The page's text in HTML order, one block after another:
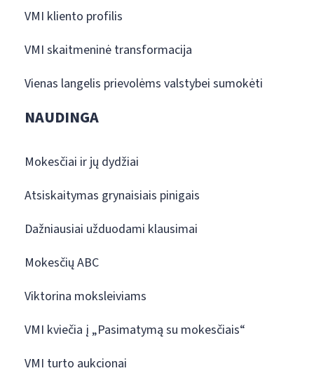
VMI kliento profilis
VMI skaitmeninė transformacija
Vienas langelis prievolėms valstybei sumokėti
NAUDINGA
Mokesčiai ir jų dydžiai
Atsiskaitymas grynaisiais pinigais
Dažniausiai užduodami klausimai
Mokesčių ABC
Viktorina moksleiviams
VMI kviečia į „Pasimatymą su mokesčiais“
VMI turto aukcionai